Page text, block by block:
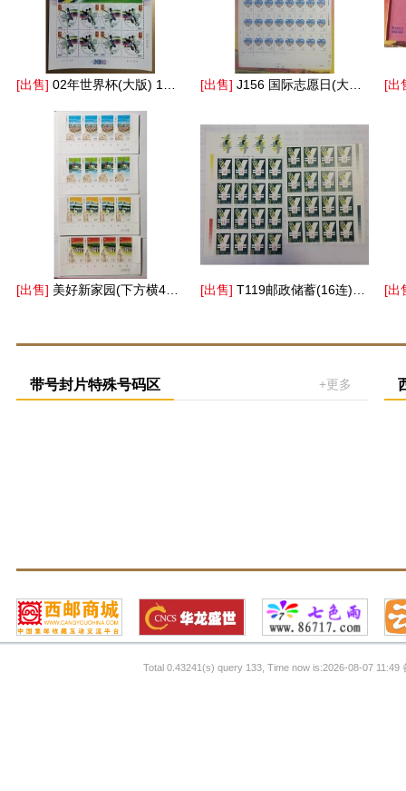
[出售] 02年世界杯(大版) 1版（36.00元/版） [出售] J156 国际志愿日(大版) 1版（44.00元/版） [出
[出售] 美好新家园(下方横4连) 1枚（17.00元/枚） [出售] T119邮政储蓄(16连) 1枚（15.00元/枚） [出
带号封片特殊号码区 +更多
Total 0.43241(s) query 133, Time now is:2026-08-07 11:49